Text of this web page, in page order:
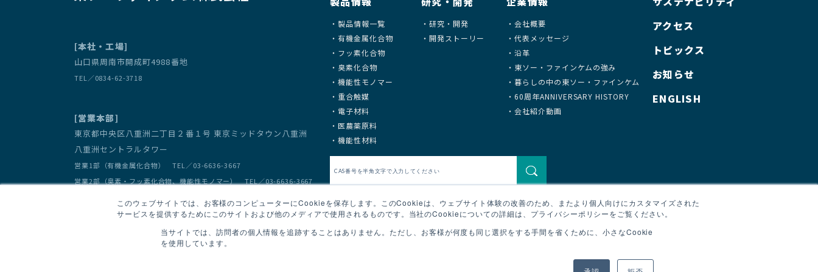
このウェブサイトでは、お客様のコンピューターにCookieを保存します。このCookieは、ウェブサイト体験の改善のため、またより個人向けにカスタマイズされた
サービスを提供するためにこのサイトおよび他のメディアで使用されるものです。当社のCookieについての詳細は、プライバシーポリシーをご覧ください。
当サイトでは、訪問者の個人情報を追跡することはありません。ただし、お客様が何度も同じ選択をする手間を省くために、小さなCookie
を使用しています。
[本社・工場]
山口県周南市開成町4988番地
TEL／0834-62-3718
[営業本部]
東京都中央区八重洲二丁目２番１号 東京ミッドタウン八重洲
八重洲セントラルタワー
営業1部（有機金属化合物） TEL／03-6636-3667
営業2部（臭素・フッ素化合物、機能性モノマー） TEL／03-6636-3667
製品情報一覧
有機金属化合物
フッ素化合物
臭素化合物
機能性モノマー
重合触媒
電子材料
医農薬原料
機能性材料
研究・開発
開発ストーリー
会社概要
代表メッセージ
沿革
東ソー・ファインケムの強み
暮らしの中の東ソー・ファインケム
60周年ANNIVERSARY HISTORY
会社紹介動画
アクセス
トピックス
お知らせ
ENGLISH